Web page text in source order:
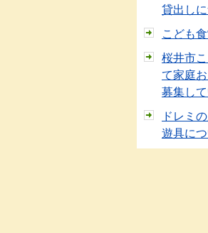
貸出し
こども
桜井市
て家庭
募集し
ドレミ
遊具に